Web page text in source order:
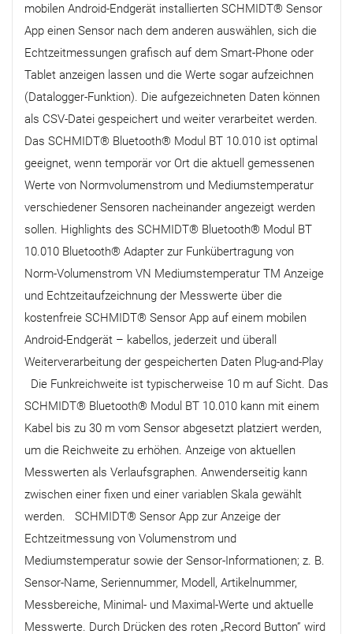
mobilen Android-Endgerät installierten SCHMIDT® Sensor
App einen Sensor nach dem anderen auswählen, sich die
Echtzeitmessungen grafisch auf dem Smart-Phone oder
Tablet anzeigen lassen und die Werte sogar aufzeichnen
(Datalogger-Funktion). Die aufgezeichneten Daten können
als CSV-Datei gespeichert und weiter verarbeitet werden.
Das SCHMIDT® Bluetooth® Modul BT 10.010 ist optimal
geeignet, wenn temporär vor Ort die aktuell gemessenen
Werte von Normvolumenstrom und Mediumstemperatur
verschiedener Sensoren nacheinander angezeigt werden
sollen. Highlights des SCHMIDT® Bluetooth® Modul BT
10.010 Bluetooth® Adapter zur Funkübertragung von
Norm-Volumenstrom VN Mediumstemperatur TM Anzeige
und Echtzeitaufzeichnung der Messwerte über die
kostenfreie SCHMIDT® Sensor App auf einem mobilen
Android-Endgerät – kabellos, jederzeit und überall
Weiterverarbeitung der gespeicherten Daten Plug-and-Play
Die Funkreichweite ist typischerweise 10 m auf Sicht. Das
SCHMIDT® Bluetooth® Modul BT 10.010 kann mit einem
Kabel bis zu 30 m vom Sensor abgesetzt platziert werden,
um die Reichweite zu erhöhen. Anzeige von aktuellen
Messwerten als Verlaufsgraphen. Anwenderseitig kann
zwischen einer fixen und einer variablen Skala gewählt
werden. SCHMIDT® Sensor App zur Anzeige der
Echtzeitmessung von Volumenstrom und
Mediumstemperatur sowie der Sensor-Informationen; z. B.
Sensor-Name, Seriennummer, Modell, Artikelnummer,
Messbereiche, Minimal- und Maximal-Werte und aktuelle
Messwerte. Durch Drücken des roten „Record Button” wird